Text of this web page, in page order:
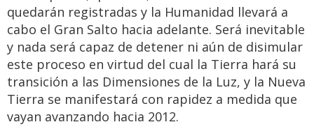
quedarán registradas y la Humanidad llevará a
cabo el Gran Salto hacia adelante. Será inevitable
y nada será capaz de detener ni aún de disimular
este proceso en virtud del cual la Tierra hará su
transición a las Dimensiones de la Luz, y la Nueva
Tierra se manifestará con rapidez a medida que
vayan avanzando hacia 2012.